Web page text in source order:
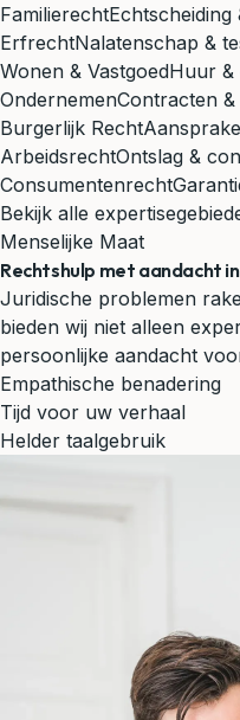
FamilierechtEchtscheiding
ErfrechtNalatenschap &
Wonen & VastgoedHuur &
OndernemenContracten
Burgerlijk Recht
ArbeidsrechtOntslag &
Consumentenrecht
Bekijk alle
Menselijke Maat
Rechtshulp met aandacht
Juridische problemen
bieden wij niet alleen
persoonlijke aandacht
Empathische benadering
Tijd voor uw verhaal
Helder taalgebruik